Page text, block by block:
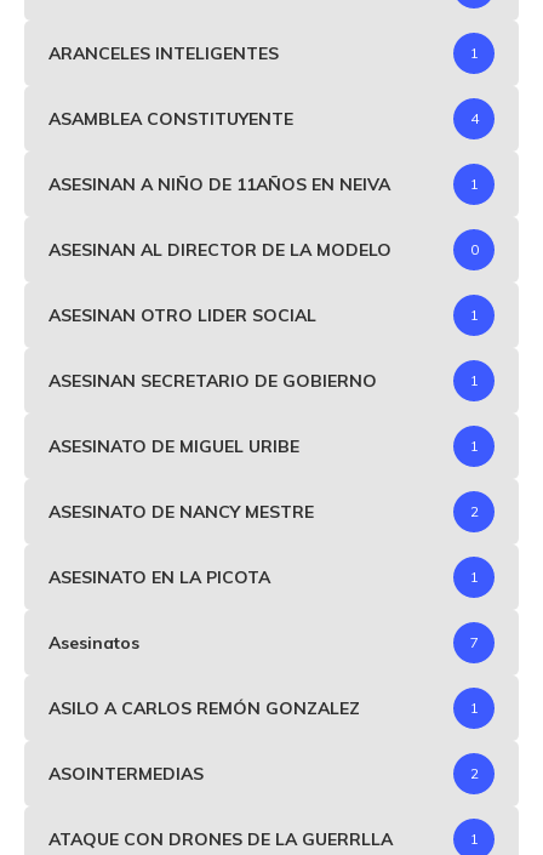
ARANCELES INTELIGENTES 1
ASAMBLEA CONSTITUYENTE 4
ASESINAN A NIÑO DE 11AÑOS EN NEIVA 1
ASESINAN AL DIRECTOR DE LA MODELO 0
ASESINAN OTRO LIDER SOCIAL 1
ASESINAN SECRETARIO DE GOBIERNO 1
ASESINATO DE MIGUEL URIBE 1
ASESINATO DE NANCY MESTRE 2
ASESINATO EN LA PICOTA 1
Asesinatos 7
ASILO A CARLOS REMÓN GONZALEZ 1
ASOINTERMEDIAS 2
ATAQUE CON DRONES DE LA GUERRLLA 1